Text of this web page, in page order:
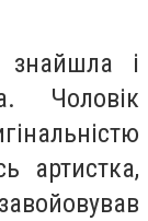
і
Чоловік
артистка,